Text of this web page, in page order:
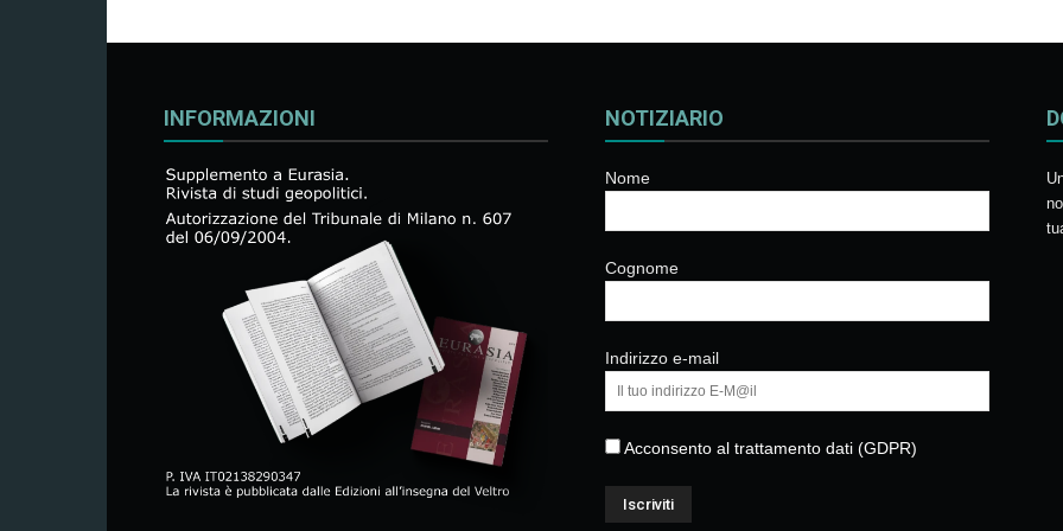
INFORMAZIONI NOTIZIARIO
Nome
Cognome
Indirizzo e-mail
Acconsento al trattamento dati (GDPR)